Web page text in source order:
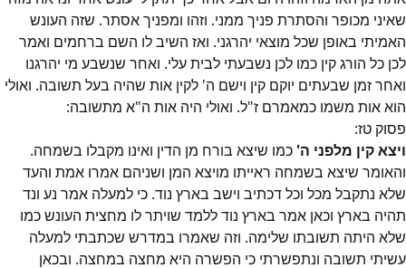
שאיני מכופר והסתרת פניך ממני. וזהו ומפניך אסתר. שזה העונש
האמיתי באופן שכל מוצאי יהרגני. ואז השיב לו השם ברחמים ואמר
לכן כל הורג קין כמו לכן נשבעתי לבית עלי. ואחר שנשבע מי יהרגנו
ואחר זמן שבעתים יוקם קין וישם ה' לקין אות שהיה בעל תשובה. ואולי
הוא אות משמו כמאמרם ז"ל. ואולי היה אות ה"א מתשובה:
פסוק טז:
ויצא קין מלפני ה' כמו שיצא בורח מן הדין ואינו מקבלו בשמחה.
והאומר שיצא בשמחה ראייתו מויצא המן ושניהם אמרו אמת והעד
שלא נתקבל מכל וכל דכתיב וישב בארץ נוד. כי למעלה אמר נע ונד
תהיה בארץ וכאן אמר בארץ נוד ללמד שויתר לו מחצית העונש כמו
שלא היתה תשובתו שלימה. וזה שאמרו במדרש שכתבתי למעלה
עשיתי תשובה ונתפשרתי כי הפשרה היא מחצה במחצה. ובכאן